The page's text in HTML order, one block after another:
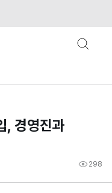
, 경영진과
298